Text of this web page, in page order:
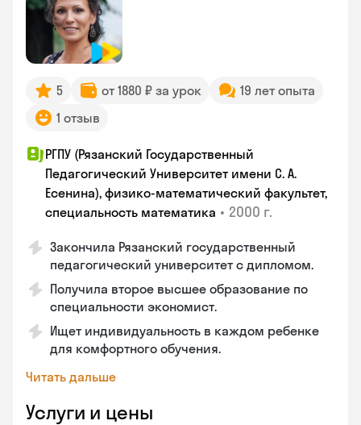
5 от 1880 ₽ за урок
19 лет опыта
1 отзыв
РГПУ (Рязанский Государственный
Педагогический Университет имени С. А.
Есенина), физико-математический факультет,
специальность математика • 2000 г.
Закончилa Рязанский государственный
педагогический университет с дипломом.
Получила второе высшее образование по
специальности экономист.
Ищет индивидуальность в каждом ребенке
для комфортного обучения.
Читать дальше
Услуги и цены